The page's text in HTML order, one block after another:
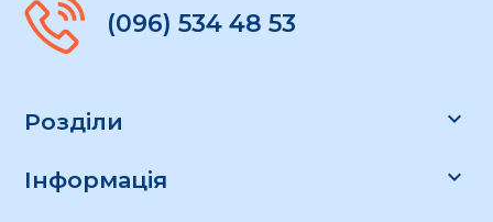
(096) 534 48 53
Розділи 
Інформація 